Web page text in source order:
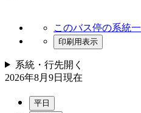
このバス停の系統
印刷用表示
系統・行先開く
2026年8月9日 現在
平日